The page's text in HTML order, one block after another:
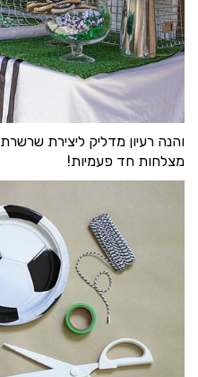
והנה רעיון מדליק ליצירת
מצלחות חד פעמיות!